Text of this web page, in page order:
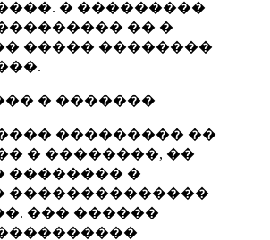
� ���������
�� �
����� ��������
� �������
��������� ��
� ��������, ��
�������� �
��������������
��� ������